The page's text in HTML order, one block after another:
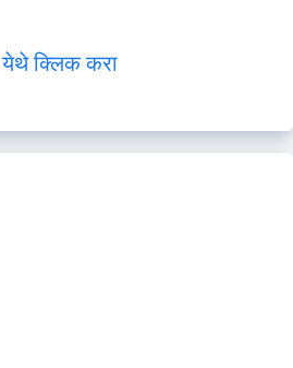
येथे क्लिक करा